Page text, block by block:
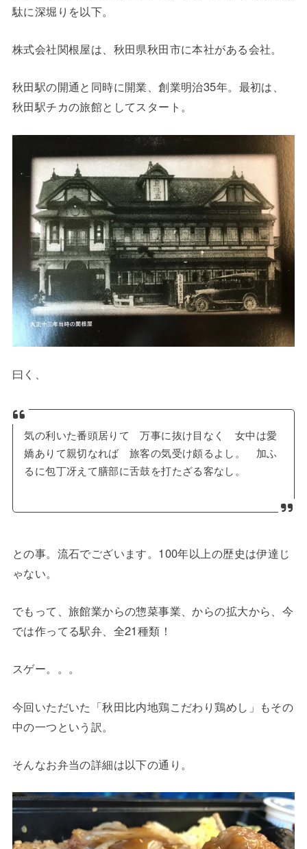
駄に深堀りを以下。
株式会社関根屋は、秋田県秋田市に本社がある会社。
秋田駅の開通と同時に開業、創業明治35年。最初は、
秋田駅チカの旅館としてスタート。
曰く、
気の利いた番頭居りて 万事に抜け目なく 女中は愛
嬌ありて親切なれば 旅客の気受け頗るよし。 加ふ
るに包丁冴えて膳部に舌鼓を打たざる客なし。
との事。流石でございます。100年以上の歴史は伊達じ
ゃない。
でもって、旅館業からの惣菜事業、からの拡大から、今
では作ってる駅弁、全21種類！
スゲー。。。
今回いただいた「秋田比内地鶏こだわり鶏めし」もその
中の一つという訳。
そんなお弁当の詳細は以下の通り。